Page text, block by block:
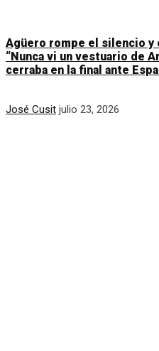
Agüero rompe el silencio y
“Nunca vi un vestuario de
cerraba en la final ante
José Cusit julio 23, 2026